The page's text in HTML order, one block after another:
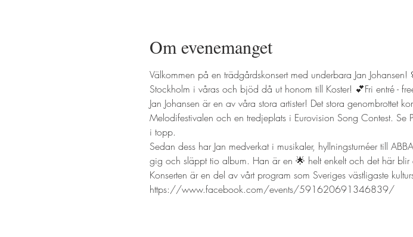
Om evenemanget
Välkommen på en trädgårdskonsert med underbara Jan
Stockholm i våras och bjöd då ut honom till Koster! 💕Fri entré -
Jan Johansen är en av våra stora artister! Det stora
Melodifestivalen och en tredjeplats i Eurovision Song Contest.
i topp.
Sedan dess har Jan medverkat i musikaler, hyllningsturnéer till
gig och släppt tio album. Han är en 🌟 helt enkelt och det här blir
Konserten är en del av vårt program som Sveriges västligaste
https://www.facebook.com/events/591620691346839/